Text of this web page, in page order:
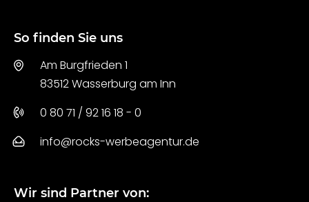
So finden Sie uns
Am Burgfrieden 1
83512 Wasserburg am Inn
0 80 71 / 92 16 18 - 0
info@rocks-werbeagentur.de
Wir sind Partner von: